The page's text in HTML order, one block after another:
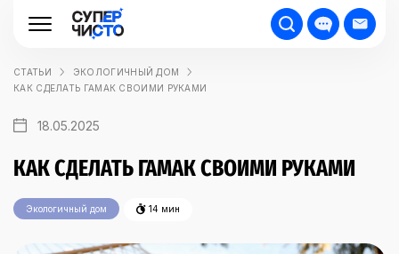
СТАТЬИ
ЭКОЛОГИЧНЫЙ ДОМ
КАК СДЕЛАТЬ ГАМАК СВОИМИ РУКАМИ
18.05.2025
КАК СДЕЛАТЬ ГАМАК СВОИМИ РУКАМИ
Экологичный дом 14 мин